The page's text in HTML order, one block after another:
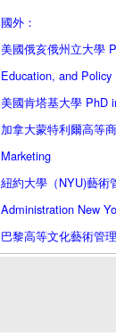
國外：
美國俄亥俄州立大學
Education, and Policy
美國肯塔基大學 PhD
加拿大蒙特利爾高等
Marketing
紐約大學（NYU)藝術
Administration New
巴黎高等文化藝術管